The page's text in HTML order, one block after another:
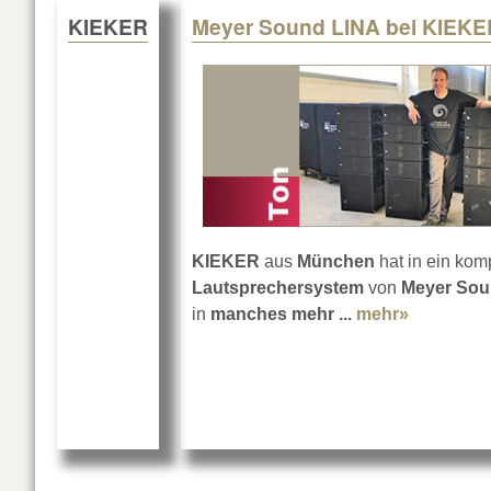
KIEKER Meyer Sound LINA bei
KIEKER aus München hat in ein
Lautsprechersystem von Meyer
in manches mehr ... mehr»